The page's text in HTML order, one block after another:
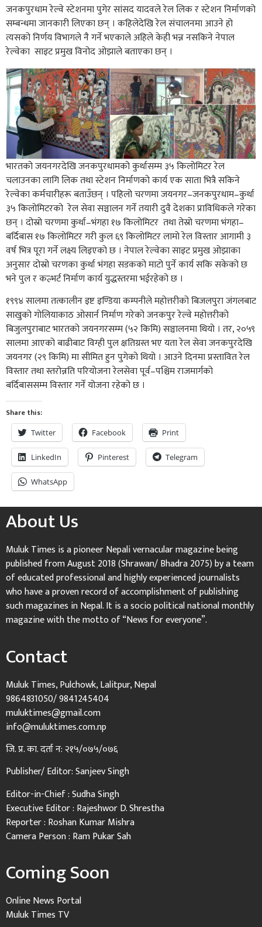
जनकपुरधाम रेल्वे स्टेशनमा पुगेर सांसद यादवले रेल लिक र स्टेशन निर्माणको
सम्बन्धमा जानकारी लिएका छन् । कहिलेदेखि रेल संचालनमा आउने हो
त्यसको निर्णय विभागले नै गर्ने भएकाले अहिले केही भन्न नसकिने नेपाल
रेल्वेका साइट प्रमुख विनोद ओझाले बताएका छन् ।
भारतको जयनगरदेखि जनकपुरधामको कुर्थासम्म ३५ किलोमिटर रेल
चलाउनका लागि लिक तथा स्टेशन निर्माणको कार्य एक साता भित्रै सकिने
रेल्वेका कर्मचारीहरू बताउँछन् । पहिलो चरणमा जयनगर–जनकपुरधाम–कुर्था
३५ किलोमिटरको रेल सेवा सञ्चालन गर्ने तयारी दुवै देशका प्राविधिकले गरेका
छन् । दोस्रो चरणमा कुर्था–भंगहा १७ किलोमिटर तथा तेस्रो चरणमा भंगहा–
बर्दिबास १७ किलोमिटर गरी कुल ६९ किलोमिटर लामो रेल विस्तार आगामी ३
वर्ष भित्र पूरा गर्ने लक्ष्य लिइएको छ । नेपाल रेल्वेका साइट प्रमुख ओझाका
अनुसार दोस्रो चरणका कुर्था भंगहा सडकको माटो पुर्ने कार्य सकि सकेको छ
भने पुल र कल्भर्ट निर्माण कार्य युद्धस्तरमा भईरहेको छ ।
१९९४ सालमा तत्कालीन इष्ट इण्डिया कम्पनीले महोत्तरीको बिजलपुरा जंगलबाट
साखुको गोलियाकाठ ओसार्न निर्माण गरेको जनकपुर रेल्वे महोत्तरीको
बिजुलपुराबाट भारतको जयनगरसम्म (५२ किमि) सञ्चालनमा थियो । तर, २०५९
सालमा आएको बाढीबाट विग्ही पुल क्षतिग्रस्त भए यता रेल सेवा जनकपुरदेखि
जयनगर (२९ किमि) मा सीमित हुन पुगेको थियो । आउने दिनमा प्रस्तावित रेल
विस्तार तथा स्तरोन्नति परियोजना रेलसेवा पूर्व–पश्चिम राजमार्गको
बर्दिबाससम्म विस्तार गर्ने योजना रहेको छ ।
Share this:
Twitter Facebook Print
LinkedIn Pinterest Telegram
WhatsApp
About Us
Muluk Times is a pioneer Nepali vernacular magazine being
published from August 2018 (Shrawan/ Bhadra 2075) by a team
of educated professional and highly experienced journalists
who have a proven record of accomplishment of publishing
such magazines in Nepal. It is a socio political national monthly
magazine with the motto of “News for everyone”.
Contact
Muluk Times, Pulchowk, Lalitpur, Nepal
9864831050/ 9841245404
muluktimes@gmail.com
info@muluktimes.com.np
जि. प्र. का. दर्ता न: २१५/०७५/०७६
Publisher/ Editor: Sanjeev Singh
Editor-in-Chief : Sudha Singh
Executive Editor : Rajeshwor D. Shrestha
Reporter : Roshan Kumar Mishra
Camera Person : Ram Pukar Sah
Coming Soon
Online News Portal
Muluk Times TV